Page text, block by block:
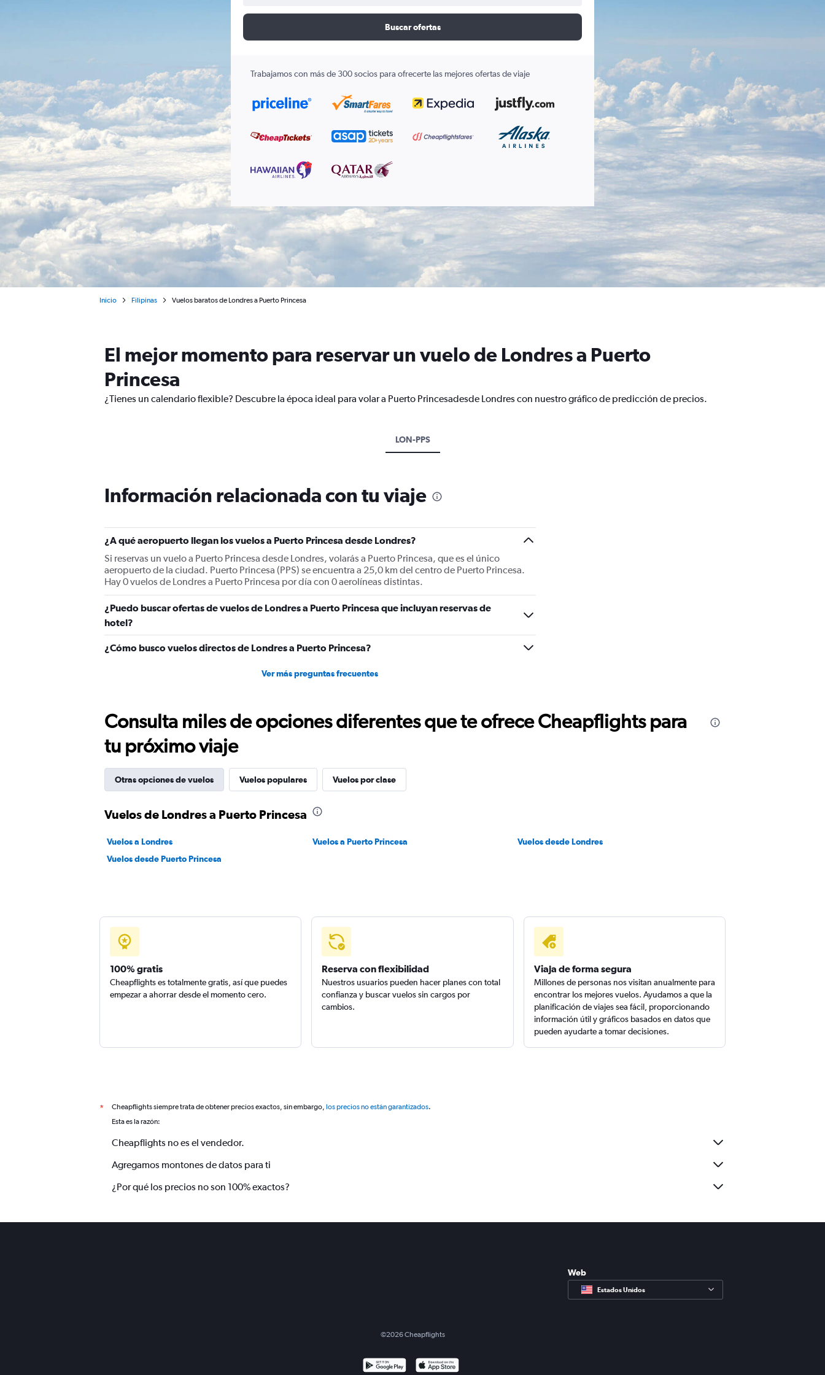
Buscar ofertas
Trabajamos con más de 300 socios para ofrecerte las mejores ofertas de viaje
Inicio Filipinas Vuelos baratos de Londres a Puerto Princesa
El mejor momento para reservar un vuelo de Londres a Puerto
Princesa
¿Tienes un calendario flexible? Descubre la época ideal para volar a Puerto Princesadesde Londres con nuestro gráfico de predicción de precios.
LON-PPS
Información relacionada con tu viaje
¿A qué aeropuerto llegan los vuelos a Puerto Princesa desde Londres?
Si reservas un vuelo a Puerto Princesa desde Londres, volarás a Puerto Princesa, que es el único
aeropuerto de la ciudad. Puerto Princesa (PPS) se encuentra a 25,0 km del centro de Puerto Princesa.
Hay 0 vuelos de Londres a Puerto Princesa por día con 0 aerolíneas distintas.
¿Puedo buscar ofertas de vuelos de Londres a Puerto Princesa que incluyan reservas de
hotel?
¿Cómo busco vuelos directos de Londres a Puerto Princesa?
Ver más preguntas frecuentes
Consulta miles de opciones diferentes que te ofrece Cheapflights para
tu próximo viaje
Otras opciones de vuelos Vuelos populares Vuelos por clase
Vuelos de Londres a Puerto Princesa
Vuelos a Londres Vuelos a Puerto Princesa
Vuelos desde Londres
Vuelos desde Puerto Princesa
100% gratis
Cheapflights es totalmente gratis, así que puedes
empezar a ahorrar desde el momento cero.
Reserva con flexibilidad
Nuestros usuarios pueden hacer planes con total
confianza y buscar vuelos sin cargos por
cambios.
Viaja de forma segura
Millones de personas nos visitan anualmente para
encontrar los mejores vuelos. Ayudamos a que la
planificación de viajes sea fácil, proporcionando
información útil y gráficos basados en datos que
pueden ayudarte a tomar decisiones.
* Cheapflights siempre trata de obtener precios exactos, sin embargo, los precios no están garantizados.
Esta es la razón:
Cheapflights no es el vendedor.
Agregamos montones de datos para ti
¿Por qué los precios no son 100% exactos?
Web
Estados Unidos
©2026Cheapflights